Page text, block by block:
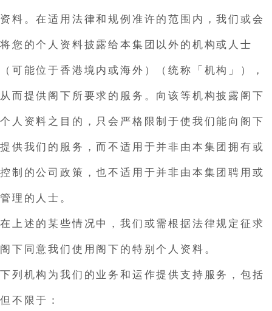
资料。在适用法律和规例准许的范围内，我们或会
将您的个人资料披露给本集团以外的机构或人士
（可能位于香港境内或海外）（统称「机构」），
从而提供阁下所要求的服务。向该等机构披露阁下
个人资料之目的，只会严格限制于使我们能向阁下
提供我们的服务，而不适用于并非由本集团拥有或
控制的公司政策，也不适用于并非由本集团聘用或
管理的人士。
在上述的某些情况中，我们或需根据法律规定征求
阁下同意我们使用阁下的特别个人资料。
下列机构为我们的业务和运作提供支持服务，包括
但不限于：